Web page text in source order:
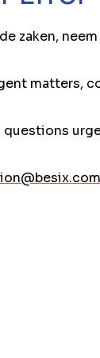
zaken,
matters,